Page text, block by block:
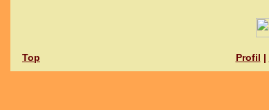
Top Profil |